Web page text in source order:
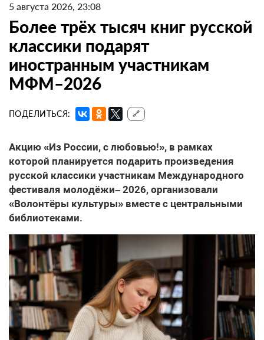
5 августа 2026, 23:08
Более трёх тысяч книг русской
классики подарят
иностранным участникам
МФМ–2026
ПОДЕЛИТЬСЯ: 🔗
Акцию «Из России, с любовью!», в рамках
которой планируется подарить произведения
русской классики участникам Международного
фестиваля молодёжи– 2026, организовали
«Волонтёры культуры» вместе с центральными
библиотеками.